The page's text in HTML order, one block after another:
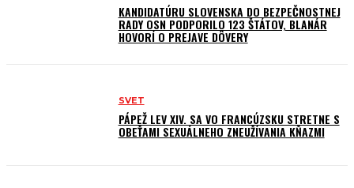
KANDIDATÚRU SLOVENSKA DO BEZPEČNOSTNEJ
RADY OSN PODPORILO 123 ŠTÁTOV, BLANÁR
HOVORÍ O PREJAVE DÔVERY
SVET
PÁPEŽ LEV XIV. SA VO FRANCÚZSKU STRETNE S
OBEŤAMI SEXUÁLNEHO ZNEUŽÍVANIA KŇAZMI